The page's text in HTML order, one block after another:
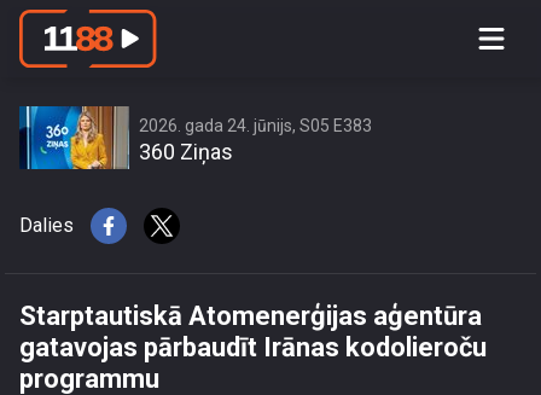
Starptautiskā Atomenerģijas aģentūra
2026. gada 24. jūnijs, S05 E383
360 Ziņas
Dalies
Starptautiskā Atomenerģijas aģentūra
gatavojas pārbaudīt Irānas kodolieroču
programmu